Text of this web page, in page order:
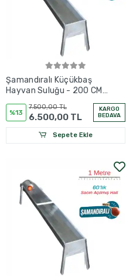
Şamandıralı Küçükbaş
Hayvan Suluğu - 200 CM
%13
7.500,00 TL
6.500,00 TL
KARGO
BEDAVA
Sepete Ekle